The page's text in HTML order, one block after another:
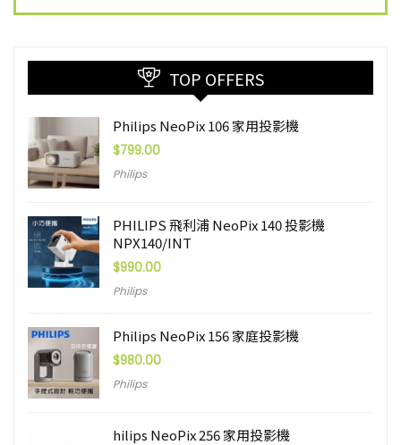
TOP OFFERS
Philips NeoPix 106 家用投影機
$799.00
Philips
PHILIPS 飛利浦 NeoPix 140 投影機
NPX140/INT
$990.00
Philips
Philips NeoPix 156 家庭投影機
$980.00
Philips
hilips NeoPix 256 家用投影機